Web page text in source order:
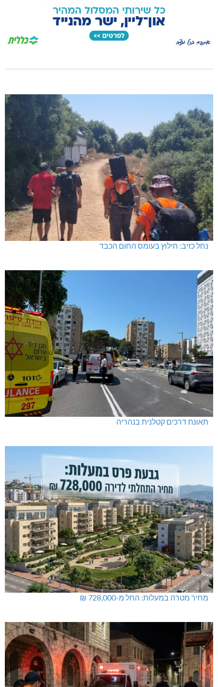
נחל כזיב: חילוץ בעומס החום הכבד
תאונת דרכים קטלנית בנהריה
מחיר מטרה במעלות: החל מ-728,000 ₪